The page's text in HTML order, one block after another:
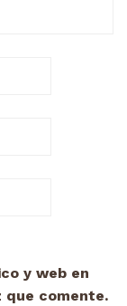
y web en
que comente.